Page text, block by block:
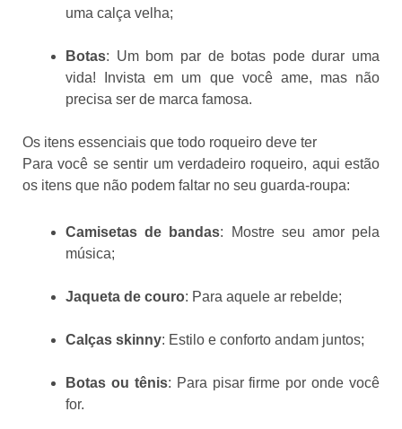
uma calça velha;
Botas: Um bom par de botas pode durar uma
vida! Invista em um que você ame, mas não
precisa ser de marca famosa.
Os itens essenciais que todo roqueiro deve ter
Para você se sentir um verdadeiro roqueiro, aqui estão
os itens que não podem faltar no seu guarda-roupa:
Camisetas de bandas: Mostre seu amor pela
música;
Jaqueta de couro: Para aquele ar rebelde;
Calças skinny: Estilo e conforto andam juntos;
Botas ou tênis: Para pisar firme por onde você
for.